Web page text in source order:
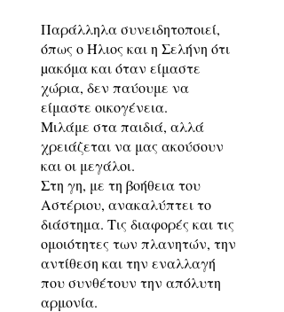
Παράλληλα συνειδητοποιεί,
όπως ο Ήλιος και η Σελήνη ότι
µακόμα και όταν είμαστε
χώρια, δεν παύουμε να
είμαστε οικογένεια.
Μιλάμε στα παιδιά, αλλά
χρειάζεται να μας ακούσουν
και οι μεγάλοι.
Στη γη, με τη βοήθεια του
Αστέριου, ανακαλύπτει το
διάστημα. Τις διαφορές και τις
ομοιότητες των πλανητών, την
αντίθεση και την εναλλαγή
που συνθέτουν την απόλυτη
αρμονία.